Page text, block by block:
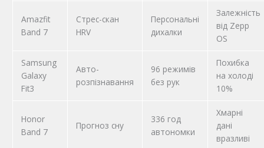
Amazfit
Band 7
Стрес-скан
HRV
Персональні
дихалки
Залежність
від Zepp
OS
Samsung
Galaxy
Fit3
Авто-
розпізнавання
96 режимів
без рук
Похибка
на холоді
10%
Honor
Band 7
Прогноз сну
336 год
автономки
Хмарні
дані
вразливі